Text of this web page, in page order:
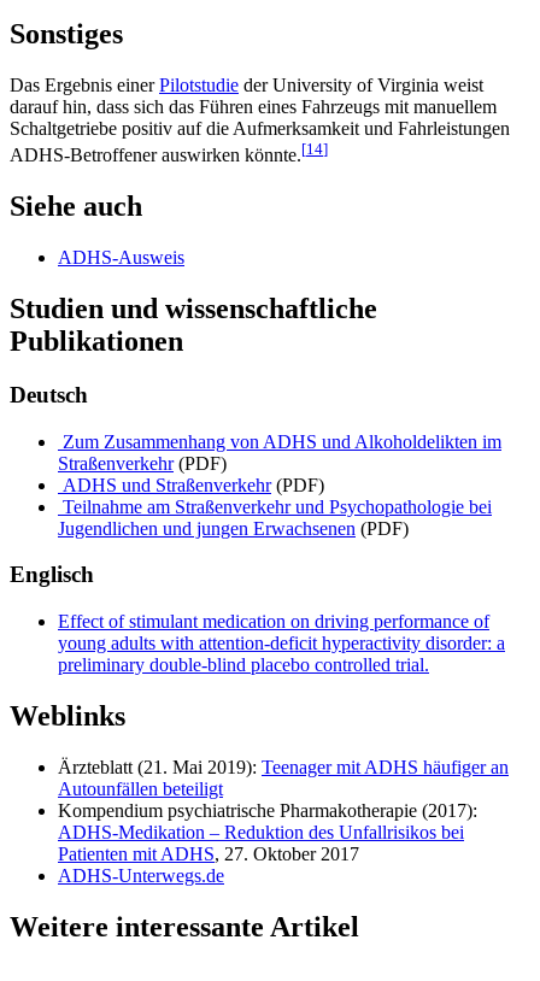
Sonstiges
Das Ergebnis einerPilotstudie der University of Virginia weist
darauf hin, dass sich das Führen eines Fahrzeugs mit manuellem
Schaltgetriebe positiv auf die Aufmerksamkeit und Fahrleistungen
ADHS-Betroffener auswirken könnte.[14]
Siehe auch
ADHS-Ausweis
Studien und wissenschaftliche
Publikationen
Deutsch
Zum Zusammenhang von ADHS und Alkoholdelikten im
Straßenverkehr(PDF)
ADHS und Straßenverkehr(PDF)
Teilnahme am Straßenverkehr und Psychopathologie bei
Jugendlichen und jungen Erwachsenen (PDF)
Englisch
Effect of stimulant medication on driving performance of
young adults with attention-deficit hyperactivity disorder: a
preliminary double-blind placebo controlled trial.
Weblinks
Ärzteblatt (21. Mai 2019): Teenager mit ADHS häufiger an
Autounfällen beteiligt
Kompendium psychiatrische Pharmakotherapie (2017):
ADHS-Medikation – Reduktion des Unfallrisikos bei
Patienten mit ADHS, 27. Oktober 2017
ADHS-Unterwegs.de
Weitere interessante Artikel